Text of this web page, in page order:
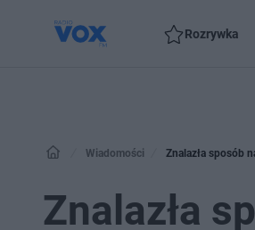
Rozrywka
Wiadomości Znalazła sposób
Znalazła